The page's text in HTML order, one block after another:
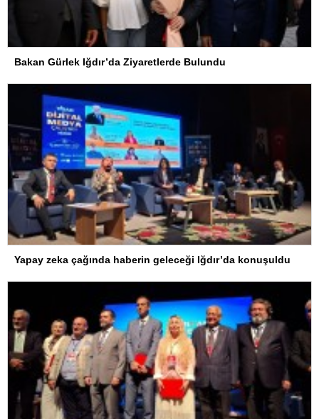
Bakan Gürlek Iğdır’da Ziyaretlerde Bulundu
Yapay zeka çağında haberin geleceği Iğdır’da konuşuldu